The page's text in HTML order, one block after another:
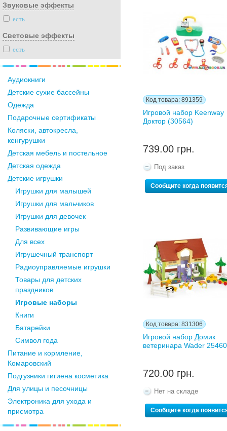
Звуковые эффекты
есть
Световые эффекты
есть
Аудиокниги
Детские сухие бассейны
Одежда
Подарочные сертификаты
Коляски, автокресла,
кенгурушки
Детская мебель и постельное
Детская одежда
Детские игрушки
Игрушки для малышей
Игрушки для мальчиков
Игрушки для девочек
Развивающие игры
Для всех
Игрушечный транспорт
Радиоуправляемые игрушки
Товары для детских
праздников
Игровые наборы
Книги
Батарейки
Символ года
Питание и кормление,
Комаровский
Подгузники гигиена косметика
Для улицы и песочницы
Электроника для ухода и
присмотра
Код товара: 891359
Игровой набор Keenway
Доктор (30564)
739.00 грн.
Под заказ
Сообщите когда
Код товара: 831306
Игровой набор Домик
ветеринара Wader 25460
720.00 грн.
Нет на складе
Сообщите когда